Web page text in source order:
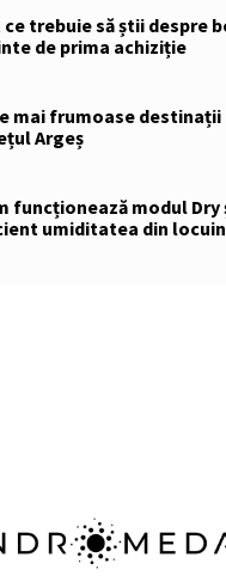
ce trebuie să știi despre
de prima achiziție
mai frumoase
Argeș
funcționează modul Dry
umiditatea din